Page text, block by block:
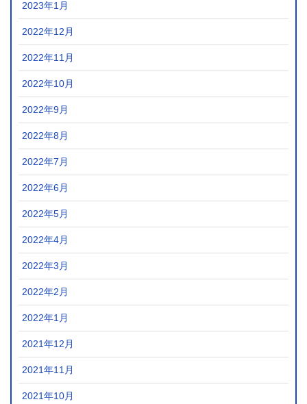
2023年1月
2022年12月
2022年11月
2022年10月
2022年9月
2022年8月
2022年7月
2022年6月
2022年5月
2022年4月
2022年3月
2022年2月
2022年1月
2021年12月
2021年11月
2021年10月